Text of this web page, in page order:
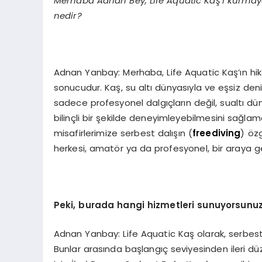
nedir?
Adnan Yanbay: Merhaba, Life Aquatic Kaş’ın
sonucudur. Kaş, su altı dünyasıyla ve eşsiz
sadece profesyonel dalgıçların değil, sualtı
bilinçli bir şekilde deneyimleyebilmesini
misafirlerimize serbest dalışın (freediving)
herkesi, amatör ya da profesyonel, bir araya
Peki, burada hangi hizmetleri
Adnan Yanbay: Life Aquatic Kaş olarak,
Bunlar arasında başlangıç seviyesinden ileri